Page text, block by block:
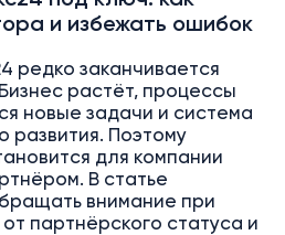
и избежать ошибок
редко заканчивается
растёт, процессы
новые задачи и система
развития. Поэтому
для компании
В статье
внимание при
партнёрского статуса и